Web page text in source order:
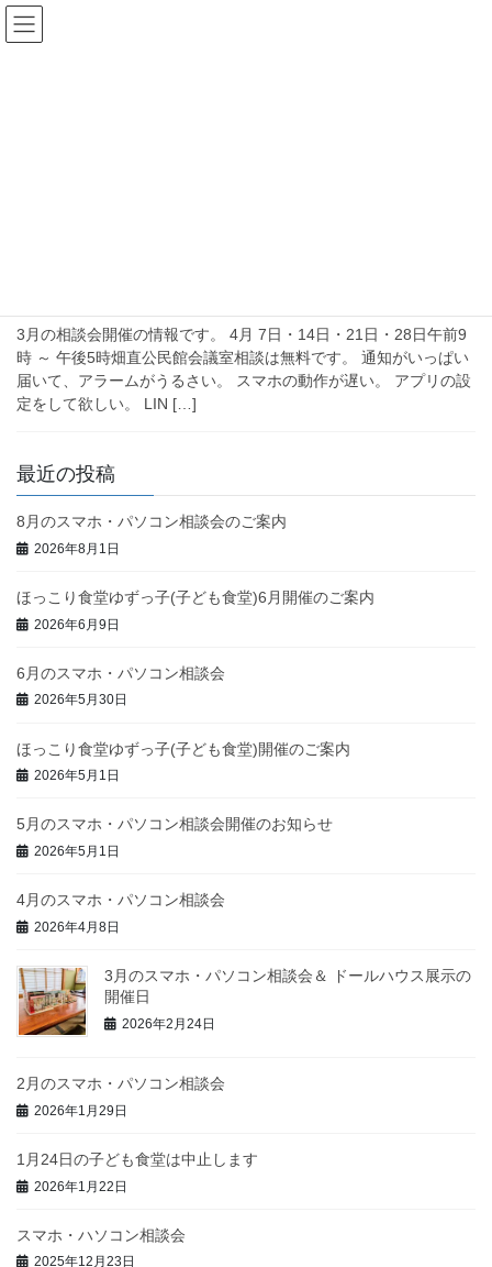
コ
ン
ナ
ビ
3月の相談会開催の情報です。 4月 7日・14日・21日・28日午前9
時 ～ 午後5時畑直公民館会議室相談は無料です。 通知がいっぱい
届いて、アラームがうるさい。 スマホの動作が遅い。 アプリの設
定をして欲しい。 LIN […]
最近の投稿
8月のスマホ・パソコン相談会のご案内
2026年8月1日
ほっこり食堂ゆずっ子(子ども食堂)6月開催のご案内
2026年6月9日
6月のスマホ・パソコン相談会
2026年5月30日
ほっこり食堂ゆずっ子(子ども食堂)開催のご案内
2026年5月1日
5月のスマホ・パソコン相談会開催のお知らせ
2026年5月1日
4月のスマホ・パソコン相談会
2026年4月8日
3月のスマホ・パソコン相談会＆ ドールハウス展示の
開催日
2026年2月24日
2月のスマホ・パソコン相談会
2026年1月29日
1月24日の子ども食堂は中止します
2026年1月22日
スマホ・ハソコン相談会
2025年12月23日